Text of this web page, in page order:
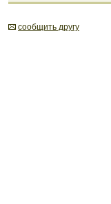
cообщить другу